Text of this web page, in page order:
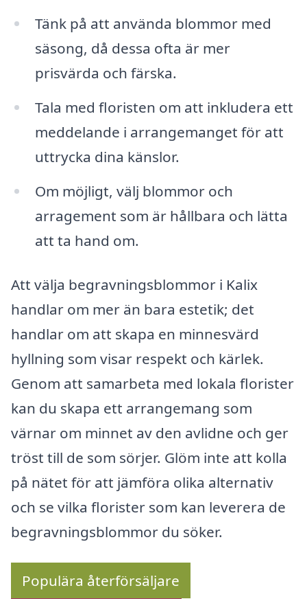
Tänk på att använda blommor med
säsong, då dessa ofta är mer
prisvärda och färska.
Tala med floristen om att inkludera ett
meddelande i arrangemanget för att
uttrycka dina känslor.
Om möjligt, välj blommor och
arragement som är hållbara och lätta
att ta hand om.
Att välja begravningsblommor i Kalix
handlar om mer än bara estetik; det
handlar om att skapa en minnesvärd
hyllning som visar respekt och kärlek.
Genom att samarbeta med lokala florister
kan du skapa ett arrangemang som
värnar om minnet av den avlidne och ger
tröst till de som sörjer. Glöm inte att kolla
på nätet för att jämföra olika alternativ
och se vilka florister som kan leverera de
begravningsblommor du söker.
Populära återförsäljare